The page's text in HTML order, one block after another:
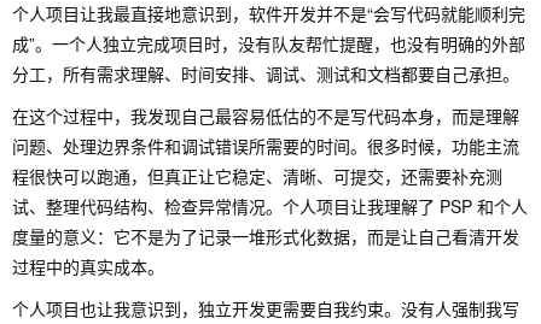
维护
可维护
性从第
一次开
发时就
开始了
维护不是项目结束后的附加工作，而是
从命名、注释、接口约定、文档、
目中我明显感受到，如果信息只存在于
某个人脑子里，一旦任务交接或成员变
动，维护成本就会迅速上升
个人项目让我最直接地意识到，软件开发并不是“会写代码就能顺利完
成”。一个人独立完成项目时，没有队友帮忙提醒，也没有明确的外部
分工，所有需求理解、时间安排、调试、测试和文档都要自己承担。
在这个过程中，我发现自己最容易低估的不是写代码本身，而是理解
问题、处理边界条件和调试错误所需要的时间。很多时候，功能主流
程很快可以跑通，但真正让它稳定、清晰、可提交，还需要补充测
试、整理代码结构、检查异常情况。个人项目让我理解了 PSP 和个人
度量的意义：它不是为了记录一堆形式化数据，而是让自己看清开发
过程中的真实成本。
个人项目也让我意识到，独立开发更需要自我约束。没有人强制我写